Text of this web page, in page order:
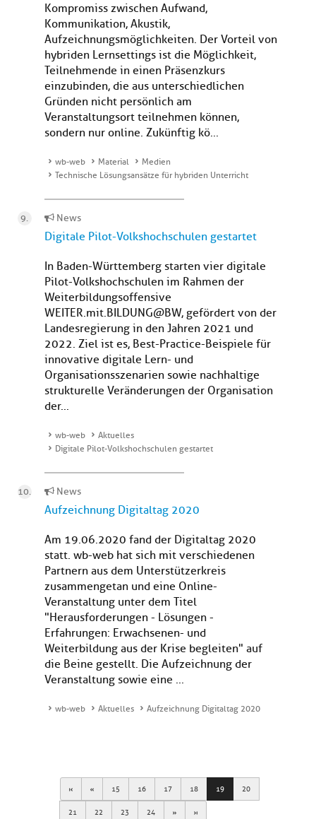
Kompromiss zwischen Aufwand,
Kommunikation, Akustik,
Aufzeichnungsmöglichkeiten. Der Vorteil von
hybriden Lernsettings ist die Möglichkeit,
Teilnehmende in einen Präsenzkurs
einzubinden, die aus unterschiedlichen
Gründen nicht persönlich am
Veranstaltungsort teilnehmen können,
sondern nur online. Zukünftig kö...
wb-web Material
Medien
Technische Lösungsansätze für hybriden Unterricht
News
Digitale Pilot-Volkshochschulen gestartet
In Baden-Württemberg starten vier digitale
Pilot-Volkshochschulen im Rahmen der
Weiterbildungsoffensive
WEITER.mit.BILDUNG@BW, gefördert von der
Landesregierung in den Jahren 2021 und
2022. Ziel ist es, Best-Practice-Beispiele für
innovative digitale Lern- und
Organisationsszenarien sowie nachhaltige
strukturelle Veränderungen der Organisation
der...
wb-web
Aktuelles
Digitale Pilot-Volkshochschulen gestartet
News
Aufzeichnung Digitaltag 2020
Am 19.06.2020 fand der Digitaltag 2020
statt. wb-web hat sich mit verschiedenen
Partnern aus dem Unterstützerkreis
zusammengetan und eine Online-
Veranstaltung unter dem Titel
"Herausforderungen - Lösungen -
Erfahrungen: Erwachsenen- und
Weiterbildung aus der Krise begleiten" auf
die Beine gestellt. Die Aufzeichnung der
Veranstaltung sowie eine ...
wb-web Aktuelles Aufzeichnung Digitaltag 2020
First Previous
15 16 17 18 19 20
21 22 23 24 Next Last